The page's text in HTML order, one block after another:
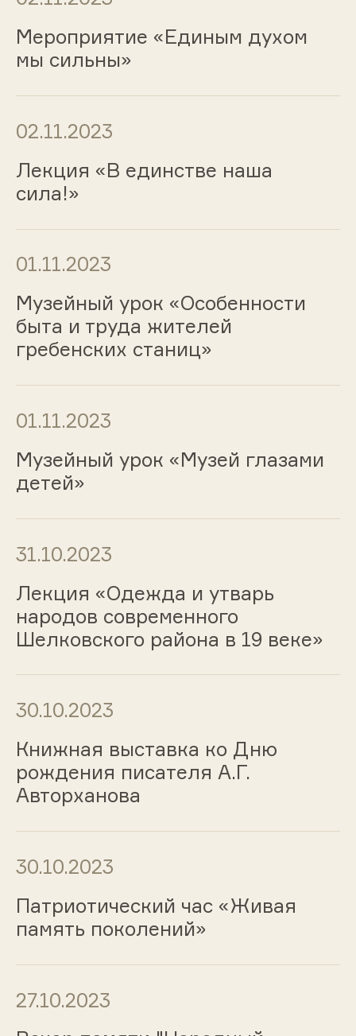
Мероприятие «Единым духом
мы сильны»
02.11.2023
Лекция «В единстве наша
сила!»
01.11.2023
Музейный урок «Особенности
быта и труда жителей
гребенских станиц»
01.11.2023
Музейный урок «Музей глазами
детей»
31.10.2023
Лекция «Одежда и утварь
народов современного
Шелковского района в 19 веке»
30.10.2023
Книжная выставка ко Дню
рождения писателя А.Г.
Авторханова
30.10.2023
Патриотический час «Живая
память поколений»
27.10.2023